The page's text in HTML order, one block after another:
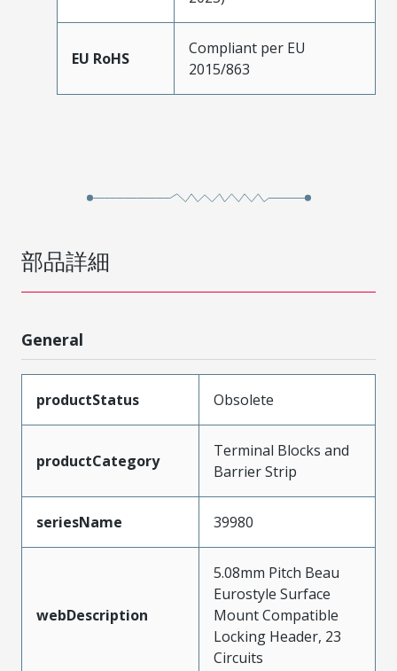
EU RoHS
Compliant per EU
2015/863
部品詳細
General
productStatus Obsolete
productCategory
Terminal Blocks and
Barrier Strip
seriesName 39980
webDescription
5.08mm Pitch Beau
Eurostyle Surface
Mount Compatible
Locking Header, 23
Circuits